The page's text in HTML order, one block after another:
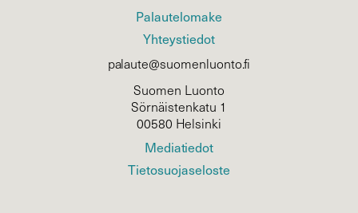
Palautelomake
Yhteystiedot
palaute@suomenluonto.fi
Suomen Luonto
Sörnäistenkatu 1
00580 Helsinki
Mediatiedot
Tietosuojaseloste